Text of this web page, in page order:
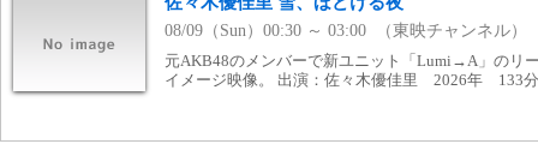
08/09（Sun）00:30 ～ 03:00 （東映チャンネル）
元AKB48のメンバーで新ユニット「Lumi→A」のリ
イメージ映像。 出演：佐々木優佳里 2026年 133分